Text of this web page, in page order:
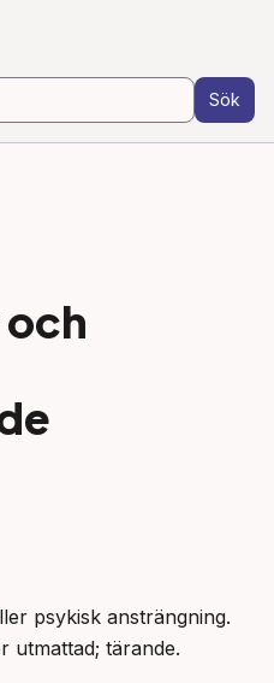
Sök
psykisk ansträngning.
utmattad; tärande.